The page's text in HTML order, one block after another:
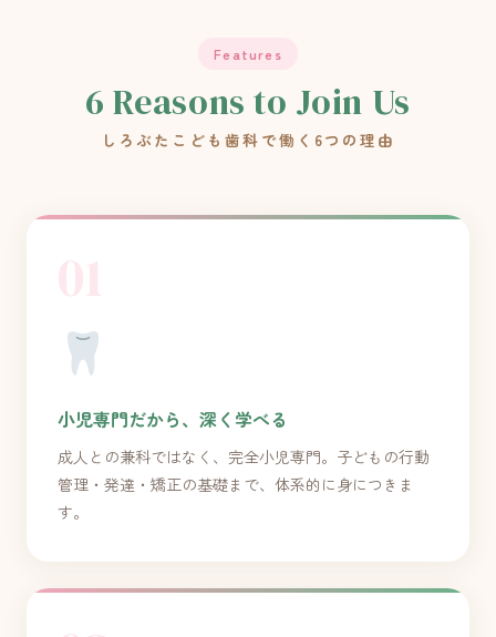
Features
6 Reasons to Join Us
しろぶたこども歯科で働く6つの理由
小児専門だから、深く学べる
成人との兼科ではなく、完全小児専門。子どもの行動
管理・発達・矯正の基礎まで、体系的に身につきま
す。